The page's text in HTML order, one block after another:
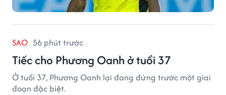
SAO 56 phút trước
Tiếc cho Phương Oanh ở tuổi 37
Ở tuổi 37, Phương Oanh lại đang đứng trước một giai
đoạn đặc biệt.